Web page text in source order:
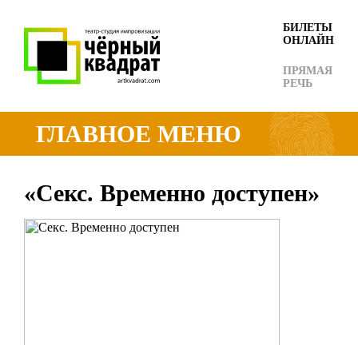
БИЛЕТЫ
ОНЛАЙН
ПРЯМАЯ
РЕЧЬ
ГЛАВНОЕ МЕНЮ
«Секс. Временно доступен»